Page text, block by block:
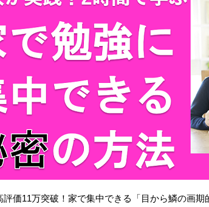
評価11万突破！家で集中できる「目から鱗の画期